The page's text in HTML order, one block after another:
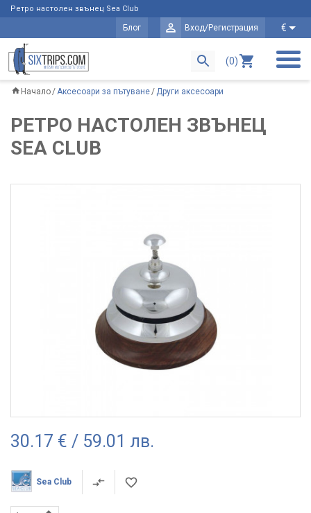
Ретро настолен звънец Sea Club
Блог Вход/Регистрация €
(0)
Начало Аксесоари за пътуване Други аксесоари
РЕТРО НАСТОЛЕН ЗВЪНЕЦ
SEA CLUB
30.17 € / 59.01 лв.
Sea Club